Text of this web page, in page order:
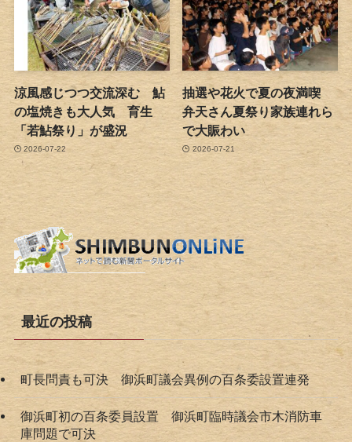
涼風感じつつ交流深む 鮎
の塩焼きも大人気 育生
「若鮎祭り」が盛況
2026-07-22
抽選や花火で夏の夜満喫
弁天さん夏祭り家族連れら
で大賑わい
2026-07-21
最近の投稿
町長問責も可決 御浜町議会異例の百条委設置連発
御浜町初の百条委員設置 御浜町臨時議会市木消防車
庫問題で可決